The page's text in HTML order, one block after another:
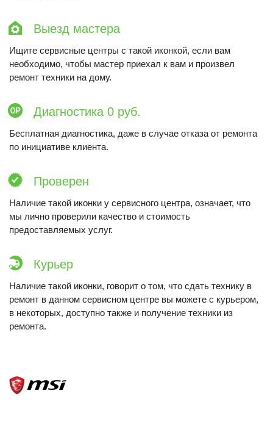
Выезд мастера
Ищите сервисные центры с такой иконкой, если вам
необходимо, чтобы мастер приехал к вам и произвел
ремонт техники на дому.
Диагностика 0 руб.
Бесплатная диагностика, даже в случае отказа от ремонта
по инициативе клиента.
Проверен
Наличие такой иконки у сервисного центра, означает, что
мы лично проверили качество и стоимость
предоставляемых услуг.
Курьер
Наличие такой иконки, говорит о том, что сдать технику в
ремонт в данном сервисном центре вы можете с курьером,
в некоторых, доступно также и получение техники из
ремонта.